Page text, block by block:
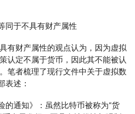
同于不具有财产属性
有财产属性的观点认为，因为虚拟
认定不属于货币，因此其不能被认
笔者梳理了现行文件中关于虚拟数
表述：
的通知》：虽然比特币被称为“货